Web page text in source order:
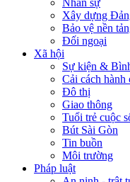
Xây dựng
Bảo vệ nền
Đối ngoại
Xã hội
Sự kiện &
Cải cách hành
Đô thị
Giao thông
Tuổi trẻ cuộc
Bút Sài Gòn
Tin buồn
Môi trường
Pháp luật